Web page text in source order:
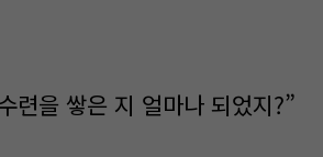
련을 쌓은 지 얼마나 되었지?”